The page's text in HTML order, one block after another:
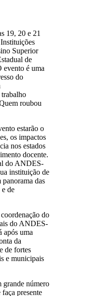
19, 20 e 21
Superior
de
é uma
do
roubou
estarão o
os impactos
nos estados
docente.
do ANDES-
instituição de
das
e de
do
do ANDES-
após uma
da
de fortes
e municipais
grande número
faça presente